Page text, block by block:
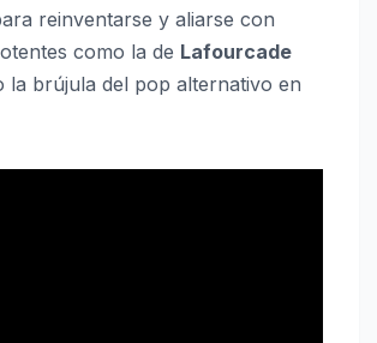
reinventarse y aliarse con
como la de Lafourcade
la brújula del pop alternativo en